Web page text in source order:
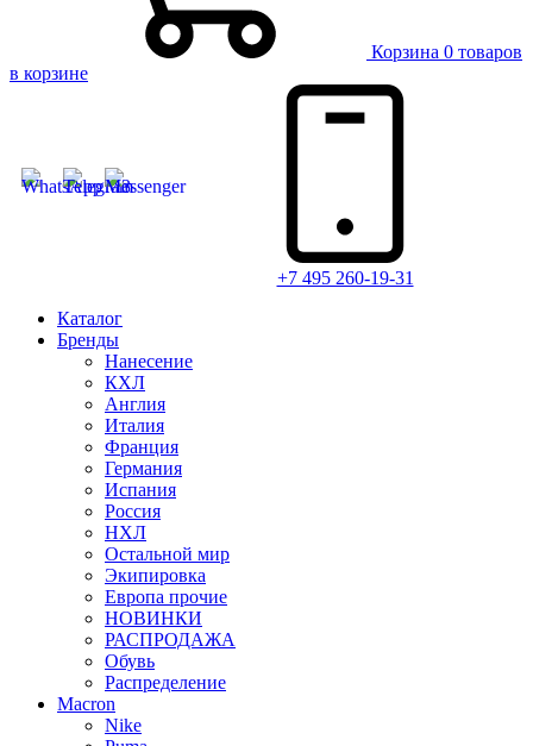
Корзина 0 товаров
в корзине
+7 495 260-19-31
Каталог
Бренды
Нанесение
КХЛ
Англия
Италия
Франция
Германия
Испания
Россия
НХЛ
Остальной мир
Экипировка
Европа прочие
НОВИНКИ
РАСПРОДАЖА
Обувь
Распределение
Macron
Nike